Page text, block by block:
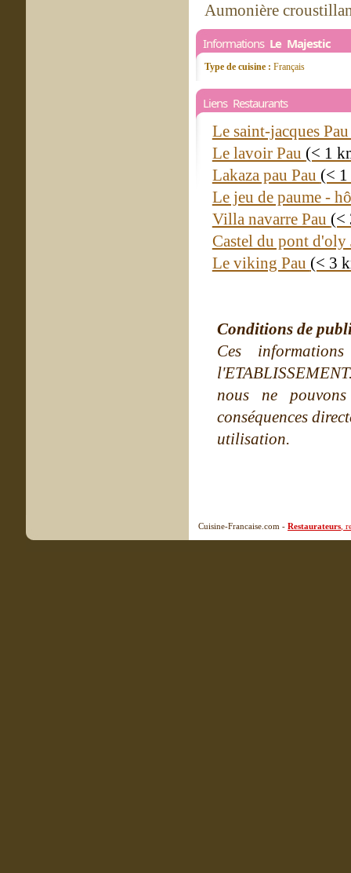
Aumonière
Informations Le Majestic
Type de cuisine : Français
Liens Restaurants
Le saint-jacques
Le lavoir Pau (< 1
Lakaza pau Pau (<
Le jeu de paume -
Villa navarre Pau (<
Castel du pont
Le viking Pau (< 3
Conditions de
Ces
nous ne
conséquences
utilisation.
Cuisine-Francaise.com - Restaurateurs ,